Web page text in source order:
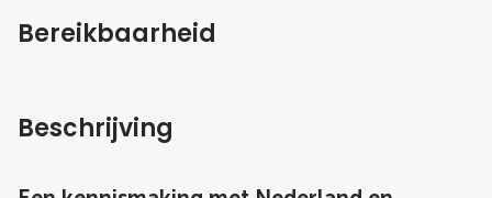
Bereikbaarheid
Beschrijving